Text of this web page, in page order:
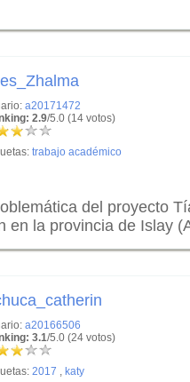
a20171472
2.9/5.0 (14 votos)
trabajo académico
del proyecto
en la provincia de Islay
a20166506
3.1/5.0 (24 votos)
2017 , katy